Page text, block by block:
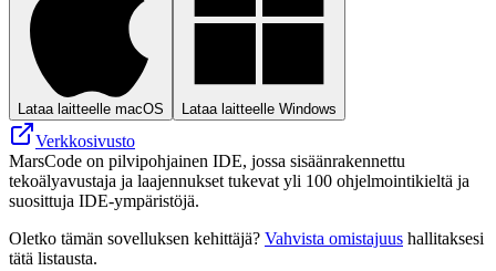
Lataa laitteelle macOS Lataa laitteelle Windows
Verkkosivusto
MarsCode on pilvipohjainen IDE, jossa sisäänrakennettu
tekoälyavustaja ja laajennukset tukevat yli 100 ohjelmointikieltä ja
suosittuja IDE-ympäristöjä.
Oletko tämän sovelluksen kehittäjä? Vahvista omistajuus hallitaksesi
tätä listausta.